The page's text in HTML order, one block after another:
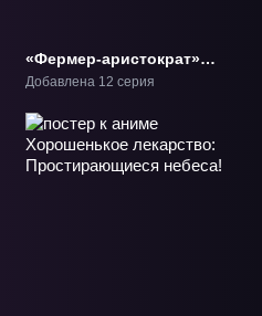
«Фермер-аристократ»
ТВ-1
Добавлена 12 серия